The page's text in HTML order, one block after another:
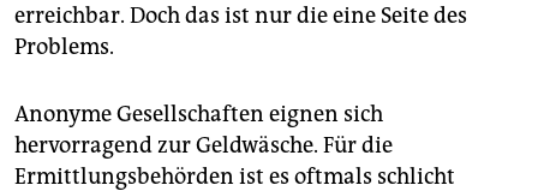
erreichbar. Doch das ist nur die eine Seite des
Problems.
Anonyme Gesellschaften eignen sich
hervorragend zur Geldwäsche. Für die
Ermittlungsbehörden ist es oftmals schlicht